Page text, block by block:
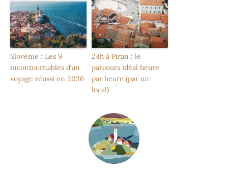
Slovénie : Les 9
incontournables d’un
voyage réussi en 2026
24h à Piran : le
parcours idéal heure
par heure (par un
local)